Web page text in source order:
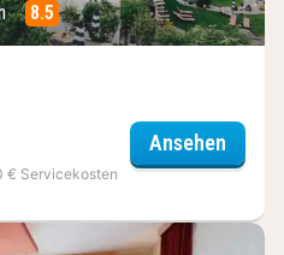
8.5
€ Servicekosten
Ansehen